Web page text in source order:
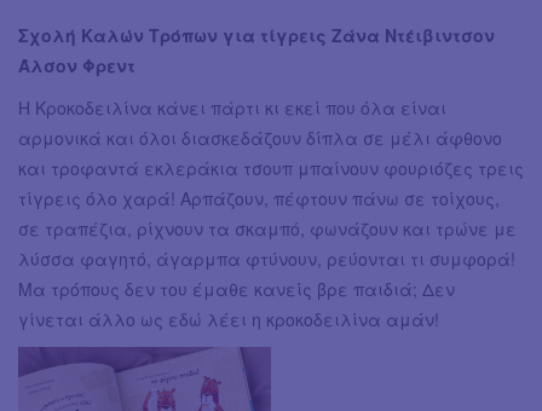
Σχολή Καλών Τρόπων για τίγρεις Ζάνα Ντέιβιντσον
Άλσον Φρεντ
Η Κροκοδειλίνα κάνει πάρτι κι εκεί που όλα είναι
αρμονικά και όλοι διασκεδάζουν δίπλα σε μέλι άφθονο
και τροφαντά εκλεράκια τσουπ μπαίνουν φουριόζες τρεις
τίγρεις όλο χαρά! Αρπάζουν, πέφτουν πάνω σε τοίχους,
σε τραπέζια, ρίχνουν τα σκαμπό, φωνάζουν και τρώνε με
λύσσα φαγητό, άγαρμπα φτύνουν, ρεύονται τι συμφορά!
Μα τρόπους δεν του έμαθε κανείς βρε παιδιά; Δεν
γίνεται άλλο ως εδώ λέει η κροκοδειλίνα αμάν!